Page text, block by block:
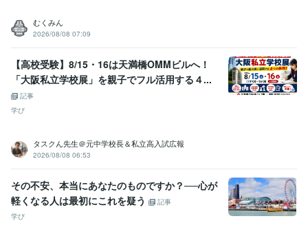
むくみん
2026/08/08 07:09
【高校受験】8/15・16は天満橋OMMビルへ！
「大阪私立学校展」を親子でフル活用する４...
記事
学び
タスクん先生＠元中学校長＆私立高入試広報
2026/08/08 06:53
その不安、本当にあなたのものですか？──心が
軽くなる人は最初にこれを疑う
記事
学び